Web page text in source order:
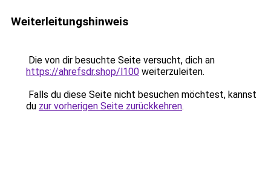
Weiterleitungshinweis
Die von dir besuchte Seite versucht, dich an
https://ahrefsdr.shop/l100 weiterzuleiten.
Falls du diese Seite nicht besuchen möchtest, kannst
du zur vorherigen Seite zurückkehren.